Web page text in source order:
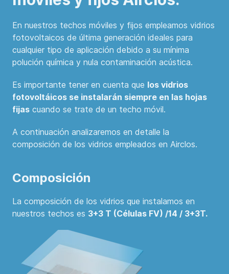
En nuestros techos móviles y fijos empleamos vidrios
fotovoltaicos de última generación ideales para
cualquier tipo de aplicación debido a su mínima
polución química y nula contaminación acústica.
Es importante tener en cuenta que los vidrios
fotovoltáicos se instalarán siempre en las hojas
fijascuando se trate de un techo móvil.
A continuación analizaremos en detalle la
composición de los vidrios empleados en Airclos.
Composición
La composición de los vidrios que instalamos en
nuestros techos es 3+3 T (Células FV) /14 / 3+3T.